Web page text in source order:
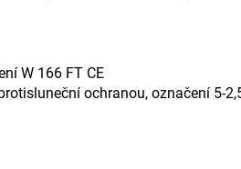
W 166 FT CE
ochranou, označení 5-